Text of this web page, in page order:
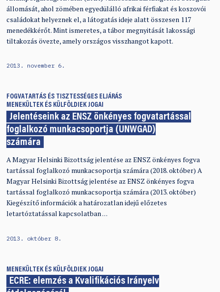
állomását, ahol zömében egyedülálló afrikai férfiakat és koszovói
családokat helyeznek el, a látogatás ideje alatt összesen 117
menedékkérőt. Mint ismeretes, a tábor megnyitását lakossági
tiltakozás övezte, amely országos visszhangot kapott.
2013. november 6.
FOGVATARTÁS ÉS TISZTESSÉGES ELJÁRÁS
MENEKÜLTEK ÉS KÜLFÖLDIEK JOGAI
Jelentéseink az ENSZ önkényes fogvatartással
foglalkozó munkacsoportja (UNWGAD)
számára
A Magyar Helsinki Bizottság jelentése az ENSZ önkényes fogva
tartással foglalkozó munkacsoportja számára (2018. október) A
Magyar Helsinki Bizottság jelentése az ENSZ önkényes fogva
tartással foglalkozó munkacsoportja számára (2013. október)
Kiegészítő információk a határozatlan idejű előzetes
letartóztatással kapcsolatban …
2013. október 8.
MENEKÜLTEK ÉS KÜLFÖLDIEK JOGAI
ECRE: elemzés a Kvalifikációs Irányelv